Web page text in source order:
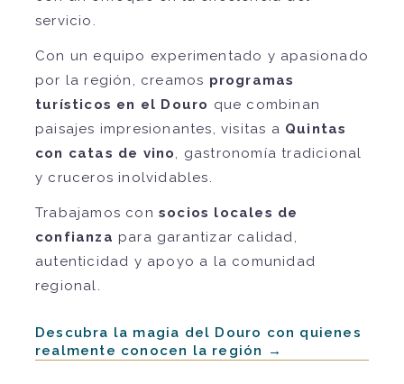
servicio.
Con un equipo experimentado y apasionado
por la región, creamos programas
turísticos en el Douro que combinan
paisajes impresionantes, visitas a Quintas
con catas de vino, gastronomía tradicional
y cruceros inolvidables.
Trabajamos con socios locales de
confianza para garantizar calidad,
autenticidad y apoyo a la comunidad
regional.
Descubra la magia del Douro con quienes
realmente conocen la región →